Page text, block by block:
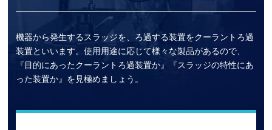
機器から発生するスラッジを、ろ過する装置をクーラントろ過
装置といいます。使用用途に応じて様々な製品があるので、
『目的にあったクーラントろ過装置か』『スラッジの特性にあ
った装置か』を見極めましょう。